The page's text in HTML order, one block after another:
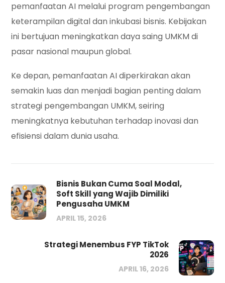
pemanfaatan AI melalui program pengembangan
keterampilan digital dan inkubasi bisnis. Kebijakan
ini bertujuan meningkatkan daya saing UMKM di
pasar nasional maupun global.
Ke depan, pemanfaatan AI diperkirakan akan
semakin luas dan menjadi bagian penting dalam
strategi pengembangan UMKM, seiring
meningkatnya kebutuhan terhadap inovasi dan
efisiensi dalam dunia usaha.
Bisnis Bukan Cuma Soal Modal,
Soft Skill yang Wajib Dimiliki
Pengusaha UMKM
APRIL 15, 2026
Strategi Menembus FYP TikTok
2026
APRIL 16, 2026